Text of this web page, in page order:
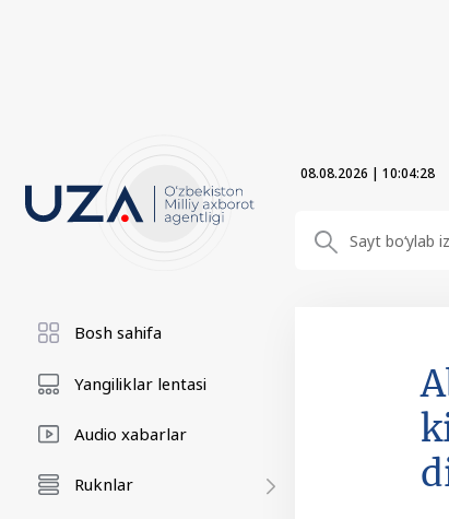
08.08.2026 | 10:04:29
Bosh sahifa
Yangiliklar lentasi
Audio xabarlar
Ruknlar